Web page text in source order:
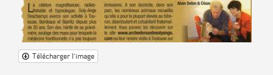
Télécharger l'image